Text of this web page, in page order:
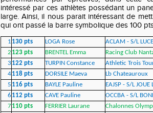
intéressé par ces athlètes possédant un
large. Ainsi, il nous parait intéressant de
qui ont passé la barre symbolique des 100
1 130 pts LOGA Rose
ACLAM - S/L
2 123 pts BRENTEL Emma
Racing Club
3 122 pts TURPIN Constance
Athletic Trois
4118 pts DORSILE Maeva
Lb Chateauroux
5 116 pts BAYLE Pauline
EAJSP - S/L JOUE
6 112 pts CAVE Pauline
OCCBA - S/L
7110 pts FERRIER Laurane
Chalonnes